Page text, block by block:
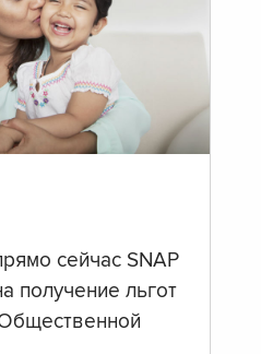
сейчас SNAP
получение льгот